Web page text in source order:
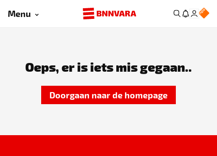
Menu
Oeps, er is iets mis gegaan..
Doorgaan naar de homepage